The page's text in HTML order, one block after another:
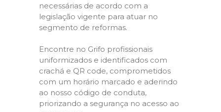
necessárias de acordo com a
legislação vigente para atuar no
segmento de reformas.
Encontre no Grifo profissionais
uniformizados e identificados com
crachá e QR code, comprometidos
com um horário marcado e aderindo
ao nosso código de conduta,
priorizando a segurança no acesso ao